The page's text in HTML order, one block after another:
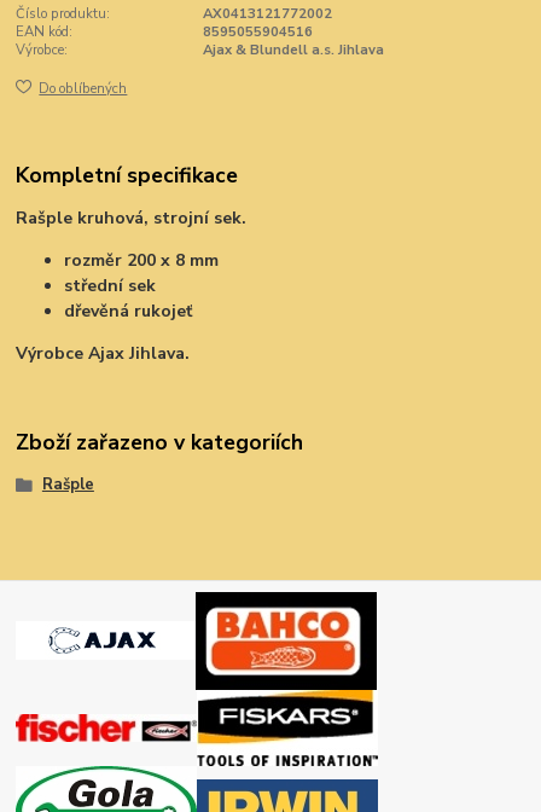
Číslo produktu:
AX0413121772002
EAN kód:
8595055904516
Výrobce:
Ajax & Blundell a.s. Jihlava
Do oblíbených
Kompletní specifikace
Rašple kruhová, strojní sek.
rozměr 200 x 8 mm
střední sek
dřevěná rukojeť
Výrobce Ajax Jihlava.
Zboží zařazeno v kategoriích
Rašple